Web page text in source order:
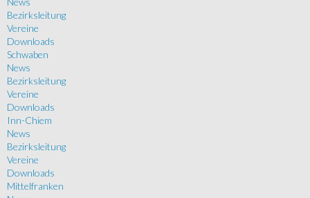
Bezirksleitung
Vereine
Downloads
Schwaben
News
Bezirksleitung
Vereine
Downloads
Inn-Chiem
News
Bezirksleitung
Vereine
Downloads
Mittelfranken